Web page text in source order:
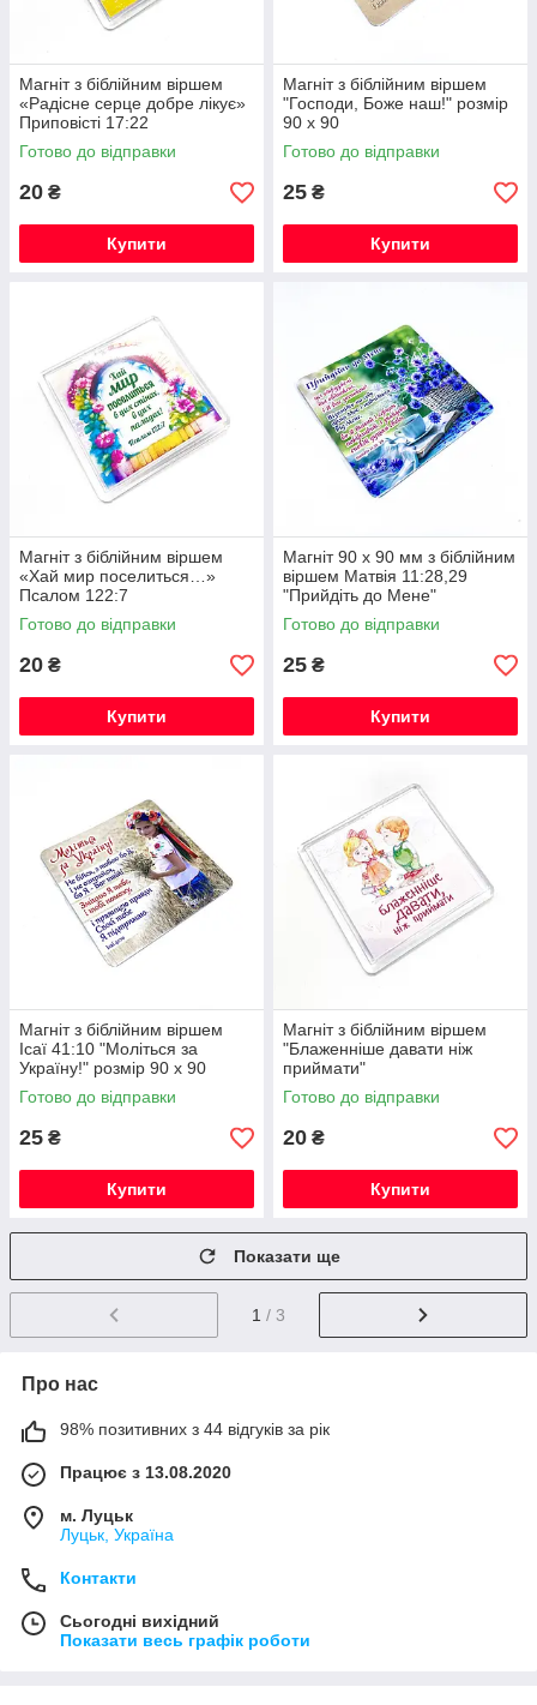
Магніт з біблійним віршем
«Радісне серце добре лікує»
Приповісті 17:22
Готово до відправки
20 ₴
Купити
Магніт з біблійним віршем
"Господи, Боже наш!" розмір
90 х 90
Готово до відправки
25 ₴
Купити
Магніт з біблійним віршем
«Хай мир поселиться…»
Псалом 122:7
Готово до відправки
20 ₴
Купити
Магніт 90 х 90 мм з біблійним
віршем Матвія 11:28,29
"Прийдіть до Мене"
Готово до відправки
25 ₴
Купити
Магніт з біблійним віршем
Ісаї 41:10 "Моліться за
Україну!" розмір 90 х 90
Готово до відправки
25 ₴
Купити
Магніт з біблійним віршем
"Блаженніше давати ніж
приймати"
Готово до відправки
20 ₴
Купити
Показати ще
1 / 3
Про нас
98% позитивних з 44 відгуків за рік
Працює з 13.08.2020
м. Луцьк
Луцьк, Україна
Контакти
Сьогодні вихідний
Показати весь графік роботи